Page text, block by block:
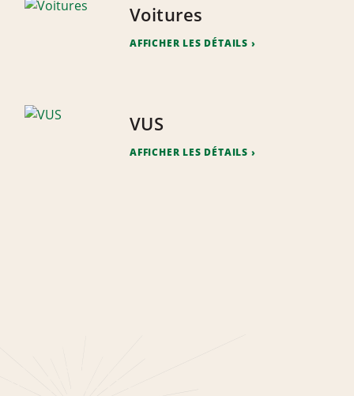
Voitures
AFFICHER LES DÉTAILS
VUS
AFFICHER LES DÉTAILS